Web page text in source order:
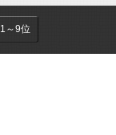
1～9位